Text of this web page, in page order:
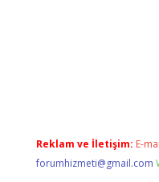
Reklam ve İletişim: E-
forumhizmeti@gmail.com